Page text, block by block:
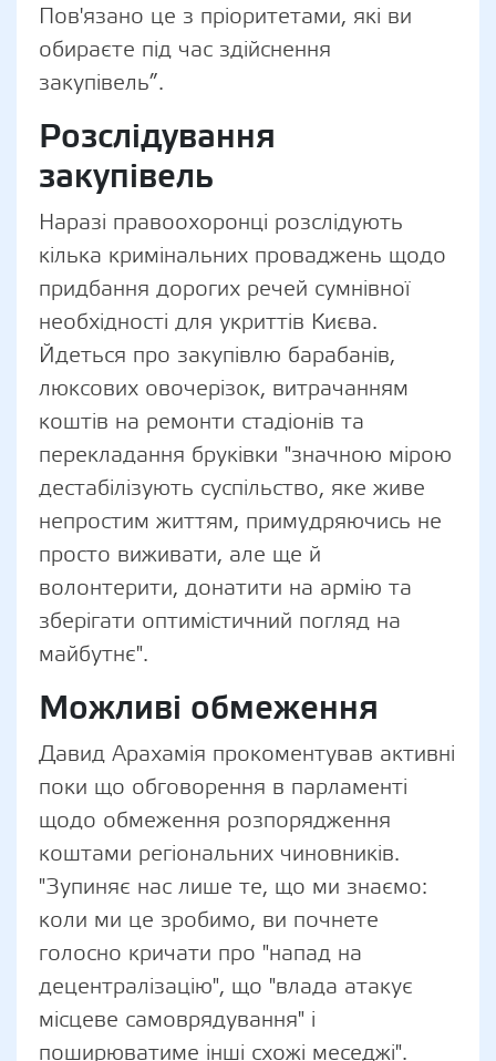
Пов'язано це з пріоритетами, які ви
обираєте під час здійснення
закупівель”.
Розслідування
закупівель
Наразі правоохоронці розслідують
кілька кримінальних проваджень щодо
придбання дорогих речей сумнівної
необхідності для укриттів Києва.
Йдеться про закупівлю барабанів,
люксових овочерізок, витрачанням
коштів на ремонти стадіонів та
перекладання бруківки "значною мірою
дестабілізують суспільство, яке живе
непростим життям, примудряючись не
просто виживати, але ще й
волонтерити, донатити на армію та
зберігати оптимістичний погляд на
майбутнє".
Можливі обмеження
Давид Арахамія прокоментував активні
поки що обговорення в парламенті
щодо обмеження розпорядження
коштами регіональних чиновників.
"Зупиняє нас лише те, що ми знаємо:
коли ми це зробимо, ви почнете
голосно кричати про "напад на
децентралізацію", що "влада атакує
місцеве самоврядування" і
поширюватиме інші схожі меседжі".